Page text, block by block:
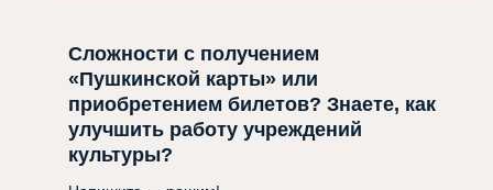
Сложности с получением
«Пушкинской карты» или
приобретением билетов? Знаете, как
улучшить работу учреждений
культуры?